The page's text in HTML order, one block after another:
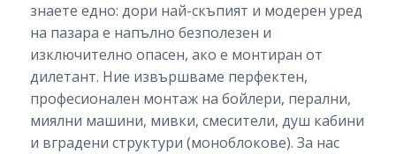
знаете едно: дори най-скъпият и модерен уред
на пазара е напълно безполезен и
изключително опасен, ако е монтиран от
дилетант. Ние извършваме перфектен,
професионален монтаж на бойлери, перални,
миялни машини, мивки, смесители, душ кабини
и вградени структури (моноблокове). За нас